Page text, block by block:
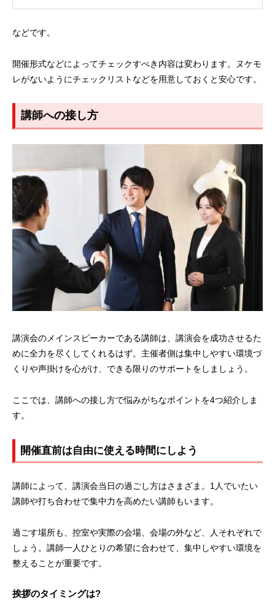
などです。
開催形式などによってチェックすべき内容は変わります。ヌケモ
レがないようにチェックリストなどを用意しておくと安心です。
講師への接し方
講演会のメインスピーカーである講師は、講演会を成功させるた
めに全力を尽くしてくれるはず。主催者側は集中しやすい環境づ
くりや声掛けを心がけ、できる限りのサポートをしましょう。
ここでは、講師への接し方で悩みがちなポイントを4つ紹介しま
す。
開催直前は自由に使える時間にしよう
講師によって、講演会当日の過ごし方はさまざま。1人でいたい
講師や打ち合わせで集中力を高めたい講師もいます。
過ごす場所も、控室や実際の会場、会場の外など、人それぞれで
しょう。講師一人ひとりの希望に合わせて、集中しやすい環境を
整えることが重要です。
挨拶のタイミングは?